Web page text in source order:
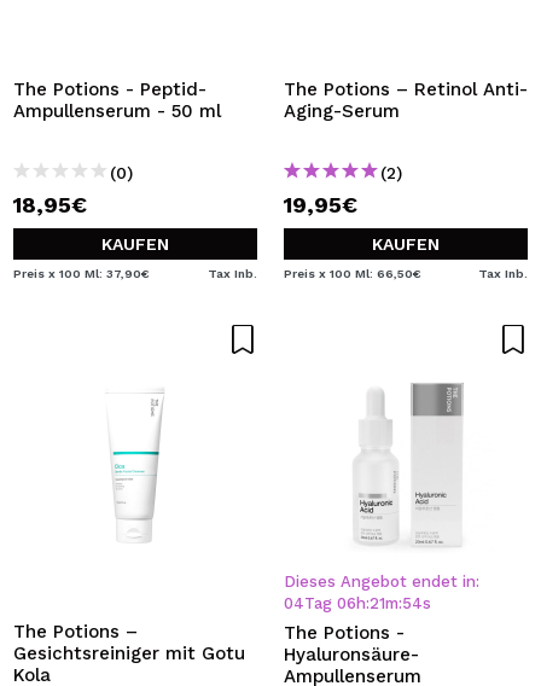
The Potions - Peptid-
Ampullenserum - 50 ml
(0)
18,95€
KAUFEN
Preis x 100 Ml: 37,90€ Tax Inb.
The Potions – Retinol Anti-
Aging-Serum
(2)
19,95€
KAUFEN
Preis x 100 Ml: 66,50€ Tax Inb.
The Potions –
Gesichtsreiniger mit Gotu
Kola
Dieses Angebot endet in:
04Tag 06 h:21m:54s
The Potions -
Hyaluronsäure-
Ampullenserum